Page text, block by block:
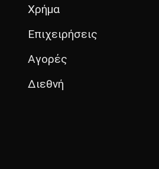
Χρήμα
Επιχειρήσεις
Αγορές
Διεθνή